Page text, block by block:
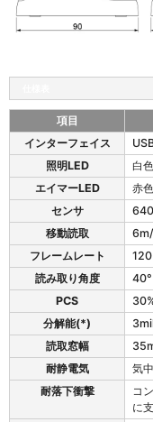
l
Q
R
仕
項目
インターフェイス
照明LED
白
エイマーLED
赤
センサ
移動読取
フレームレート
120
読み取り角度
40°
PCS
分解能(*)
読取窓幅
耐静電気
気
耐落下衝撃
コ
に